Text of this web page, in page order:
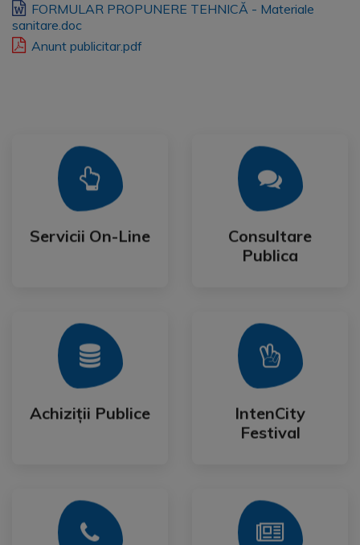
FORMULAR PROPUNERE TEHNICĂ - Materiale
sanitare.doc
Anunt publicitar.pdf
Servicii On-Line
Servicii On-Line
Mai Mult
Consultare
Publica
Consultare
Publica
Mai Mult
Achiziții Publice
Achiziții Publice
Mai Mult
IntenCity
Festival
IntenCity
Festival
Mai Mult
Mai Mult Mai Mult